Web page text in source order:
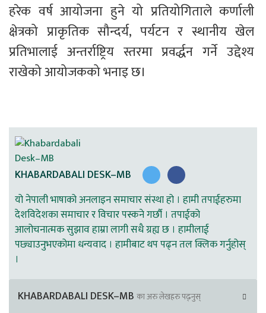
हरेक वर्ष आयोजना हुने यो प्रतियोगिताले कर्णाली
क्षेत्रको प्राकृतिक सौन्दर्य, पर्यटन र स्थानीय खेल
प्रतिभालाई अन्तर्राष्ट्रिय स्तरमा प्रवर्द्धन गर्ने उद्देश्य
राखेको आयोजकको भनाइ छ।
KHABARDABALI DESK–MB
यो नेपाली भाषाको अनलाइन समाचार संस्था हो । हामी तपाईहरुमा
देशविदेशका समाचार र विचार पस्कने गर्छौ । तपाईको
आलोचनात्मक सुझाव हाम्रा लागी सधै ग्रह्य छ । हामीलाई
पछ्याउनुभएकोमा धन्यवाद । हामीबाट थप पढ्न तल क्लिक गर्नुहोस्
।
KHABARDABALI DESK–MB का अरु लेखहरु पढ्नुस्